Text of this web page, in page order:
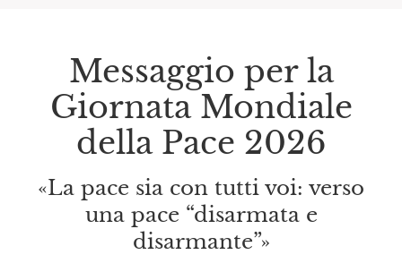
Messaggio per la
Giornata Mondiale
della Pace 2026
«La pace sia con tutti voi: verso
una pace “disarmata e
disarmante”»